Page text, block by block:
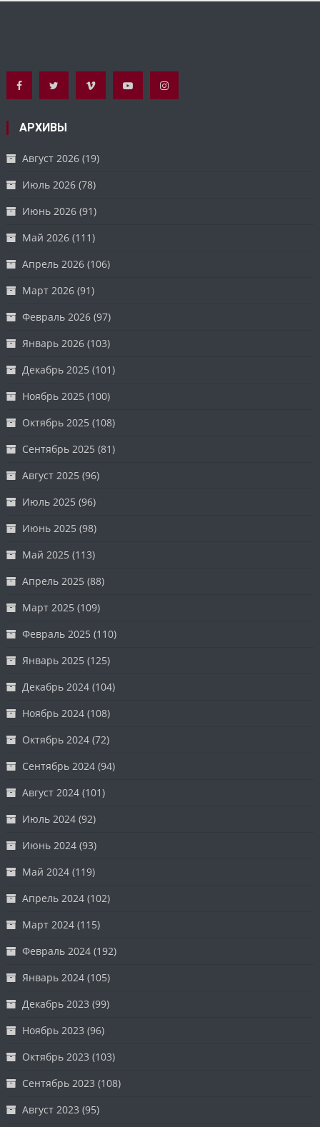
АРХИВЫ
Август 2026 (19)
Июль 2026 (78)
Июнь 2026 (91)
Май 2026 (111)
Апрель 2026 (106)
Март 2026 (91)
Февраль 2026 (97)
Январь 2026 (103)
Декабрь 2025 (101)
Ноябрь 2025 (100)
Октябрь 2025 (108)
Сентябрь 2025 (81)
Август 2025 (96)
Июль 2025 (96)
Июнь 2025 (98)
Май 2025 (113)
Апрель 2025 (88)
Март 2025 (109)
Февраль 2025 (110)
Январь 2025 (125)
Декабрь 2024 (104)
Ноябрь 2024 (108)
Октябрь 2024 (72)
Сентябрь 2024 (94)
Август 2024 (101)
Июль 2024 (92)
Июнь 2024 (93)
Май 2024 (119)
Апрель 2024 (102)
Март 2024 (115)
Февраль 2024 (192)
Январь 2024 (105)
Декабрь 2023 (99)
Ноябрь 2023 (96)
Октябрь 2023 (103)
Сентябрь 2023 (108)
Август 2023 (95)